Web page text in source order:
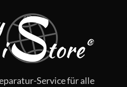
Service für alle